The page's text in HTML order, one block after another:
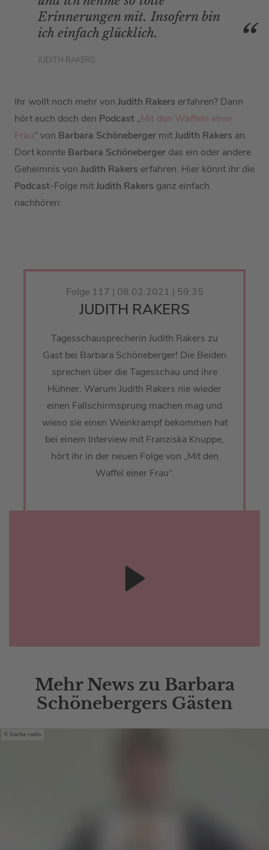
Erinnerungen mit. Insofern bin
ich einfach glücklich.
JUDITH RAKERS
Ihr wollt noch mehr von Judith Rakers erfahren? Dann
hört euch doch den Podcast „Mit den Waffeln einer
Frau“ von Barbara Schöneberger mitJudith Rakers an.
Dort konnte Barbara Schöneberger das ein oder andere
Geheimnis von Judith Rakers erfahren. Hier könnt ihr die
Podcast-Folge mitJudith Rakers ganz einfach
nachhören:
Folge 117 | 08.02.2021 | 59:35
JUDITH RAKERS
Tagesschausprecherin Judith Rakers zu
Gast bei Barbara Schöneberger! Die Beiden
sprechen über die Tagesschau und ihre
Hühner. Warum Judith Rakers nie wieder
einen Fallschirmsprung machen mag und
wieso sie einen Weinkrampf bekommen hat
bei einem Interview mit Franziska Knuppe,
hört ihr in der neuen Folge von „Mit den
Waffel einer Frau“.
Mehr News zu Barbara
Schönebergers Gästen
barba radio